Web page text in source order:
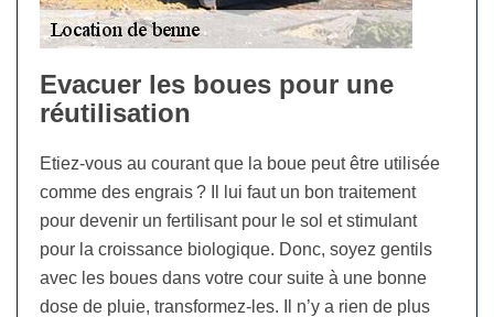
Evacuer les boues pour une
réutilisation
Etiez-vous au courant que la boue peut être utilisée
comme des engrais ? Il lui faut un bon traitement
pour devenir un fertilisant pour le sol et stimulant
pour la croissance biologique. Donc, soyez gentils
avec les boues dans votre cour suite à une bonne
dose de pluie, transformez-les. Il n’y a rien de plus